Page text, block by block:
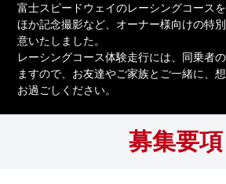
富士スピードウェイのレーシングコース
ほか記念撮影など、オーナー様向けの特
意いたしました。
レーシングコース体験走行には、同乗者
ますので、お友達やご家族とご一緒に、
お過ごしください。
募集要項